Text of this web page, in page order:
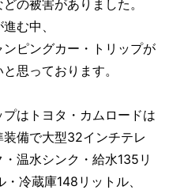
の被害がありました。
む中、
ピングカー・トリップが
思っております。
はトヨタ・カムロードは
備で大型32インチテレ
温水シンク・給水135リ
冷蔵庫148リットル、